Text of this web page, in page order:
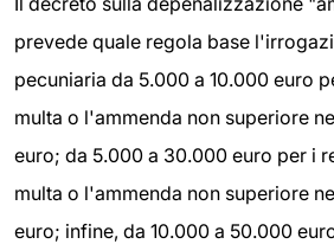
prevede quale regola base
pecuniaria da 5.000 a 10.000 euro
multa o l'ammenda non superiore
euro; da 5.000 a 30.000 euro per i
multa o l'ammenda non superiore
euro; infine, da 10.000 a 50.000